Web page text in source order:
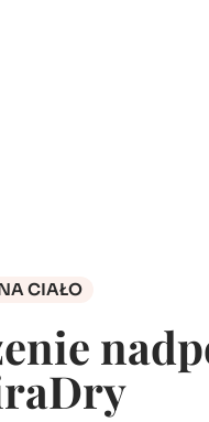
CIAŁO